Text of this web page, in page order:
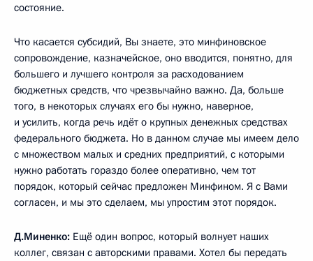
состояние.
Что касается субсидий, Вы знаете, это минфиновское
сопровождение, казначейское, оно вводится, понятно, для
большего и лучшего контроля за расходованием
бюджетных средств, что чрезвычайно важно. Да, больше
того, в некоторых случаях его бы нужно, наверное,
и усилить, когда речь идёт о крупных денежных средствах
федерального бюджета. Но в данном случае мы имеем дело
с множеством малых и средних предприятий, с которыми
нужно работать гораздо более оперативно, чем тот
порядок, который сейчас предложен Минфином. Я с Вами
согласен, и мы это сделаем, мы упростим этот порядок.
Д.Миненко: Ещё один вопрос, который волнует наших
коллег, связан с авторскими правами. Хотел бы передать